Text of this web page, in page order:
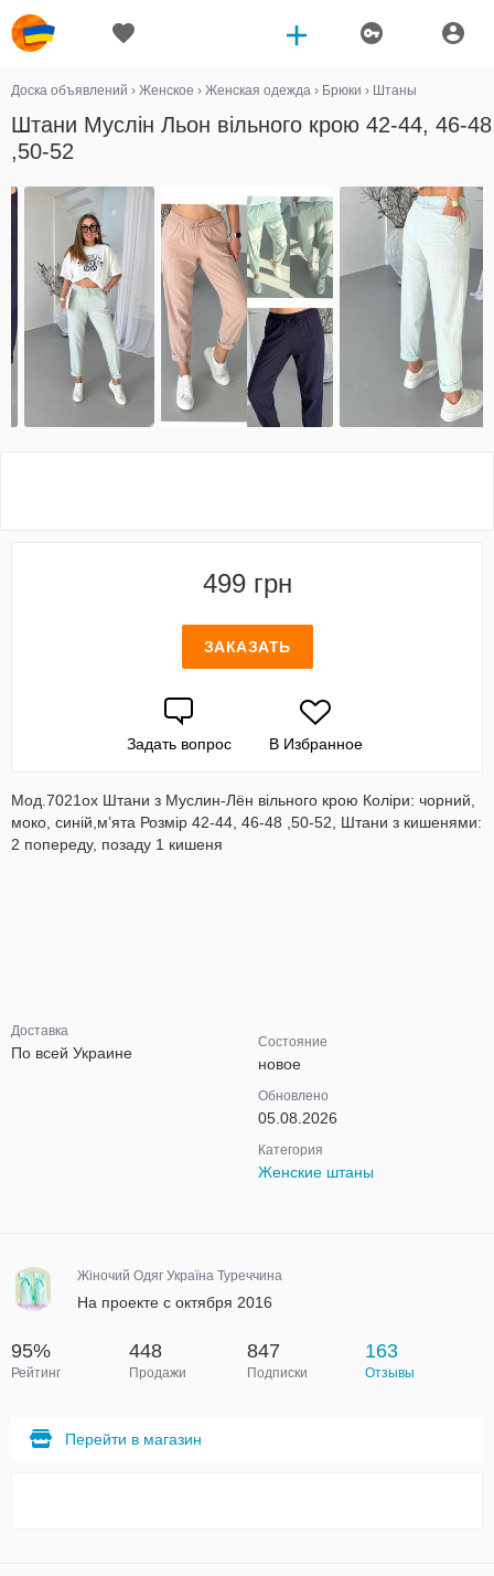
Доска объявлений › Женское › Женская одежда › Брюки › Штаны
Штани Муслін Льон вільного крою 42-44, 46-48
,50-52
499 грн
ЗАКАЗАТЬ
Задать вопрос В Избранное
Мод.7021ox Штани з Муслин-Лён вільного крою Коліри: чорний,
моко, синій,м’ята Розмір 42-44, 46-48 ,50-52, Штани з кишенями:
2 попереду, позаду 1 кишеня
Доставка
По всей Украине
Состояние
новое
Обновлено
05.08.2026
Категория
Женские штаны
Жіночий Одяг Україна Туреччина
На проекте с октября 2016
95%
Рейтинг
448
Продажи
847
Подписки
163
Отзывы
Перейти в магазин